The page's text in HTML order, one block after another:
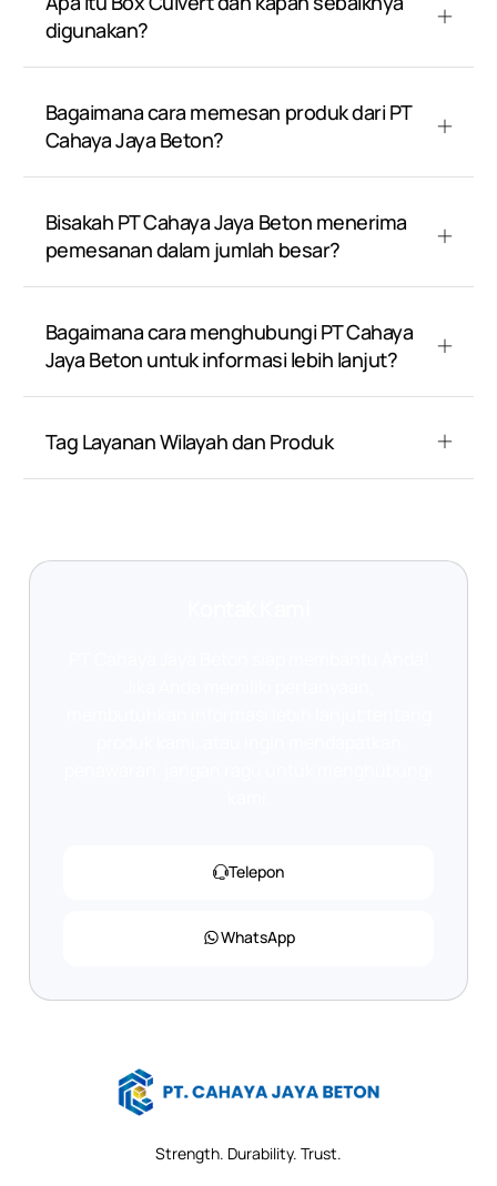
digunakan?
Bagaimana cara memesan produk dari PT
Cahaya Jaya Beton?
Bisakah PT Cahaya Jaya Beton menerima
pemesanan dalam jumlah besar?
Bagaimana cara menghubungi PT Cahaya
Jaya Beton untuk informasi lebih lanjut?
Tag Layanan Wilayah dan Produk
Telepon
WhatsApp
Strength. Durability. Trust.